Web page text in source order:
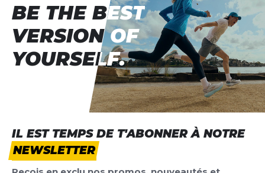
IL EST TEMPS DE T'ABONNER À NOTRE
NEWSLETTER
BE THE BEST
VERSION OF
YOURSELF.
BE THE BEST
VERSION OF
YOURSELF.